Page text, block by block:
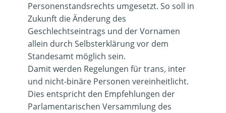
Personenstandsrechts umgesetzt. So soll in
Zukunft die Änderung des
Geschlechtseintrags und der Vornamen
allein durch Selbsterklärung vor dem
Standesamt möglich sein.
Damit werden Regelungen für trans, inter
und nicht-binäre Personen vereinheitlicht.
Dies entspricht den Empfehlungen der
Parlamentarischen Versammlung des